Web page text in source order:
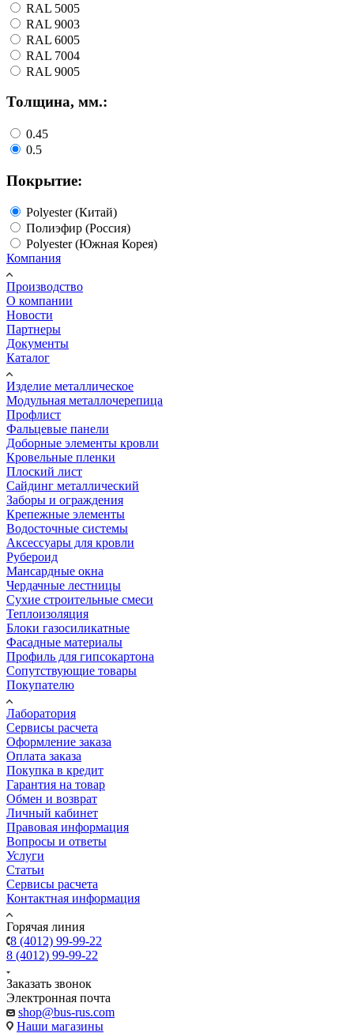
RAL 5005
RAL 9003
RAL 6005
RAL 7004
RAL 9005
Толщина, мм.:
0.45
0.5
Покрытие:
Polyester (Китай)
Полиэфир (Россия)
Polyester (Южная Корея)
Компания
Производство
О компании
Новости
Партнеры
Документы
Каталог
Изделие металлическое
Модульная металлочерепица
Профлист
Фальцевые панели
Доборные элементы кровли
Кровельные пленки
Плоский лист
Сайдинг металлический
Заборы и ограждения
Крепежные элементы
Водосточные системы
Аксессуары для кровли
Рубероид
Мансардные окна
Чердачные лестницы
Сухие строительные смеси
Теплоизоляция
Блоки газосиликатные
Фасадные материалы
Профиль для гипсокартона
Сопутствующие товары
Покупателю
Лаборатория
Сервисы расчета
Оформление заказа
Оплата заказа
Покупка в кредит
Гарантия на товар
Обмен и возврат
Личный кабинет
Правовая информация
Вопросы и ответы
Услуги
Статьи
Сервисы расчета
Контактная информация
Горячая линия
8 (4012) 99-99-22
8 (4012) 99-99-22
Заказать звонок
Электронная почта
shop@bus-rus.com
Наши магазины